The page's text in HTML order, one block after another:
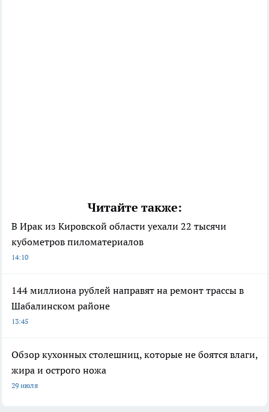
Читайте также:
В Ирак из Кировской области уехали 22 тысячи
кубометров пиломатериалов
14:10
144 миллиона рублей направят на ремонт трассы в
Шабалинском районе
13:45
Обзор кухонных столешниц, которые не боятся влаги,
жира и острого ножа
29 июля